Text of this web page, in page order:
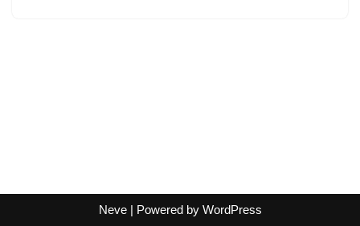
Neve| Powered by WordPress